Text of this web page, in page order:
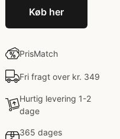
Køb her
PrisMatch
Fri fragt over kr. 349
Hurtig levering 1-2
dage
365 dages